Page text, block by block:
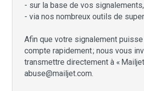
- sur la base de vos signalements,
- via nos nombreux outils de
Afin que votre signalement
compte rapidement ; nous vous
transmettre directement à « Mailjet
abuse@mailjet.com.